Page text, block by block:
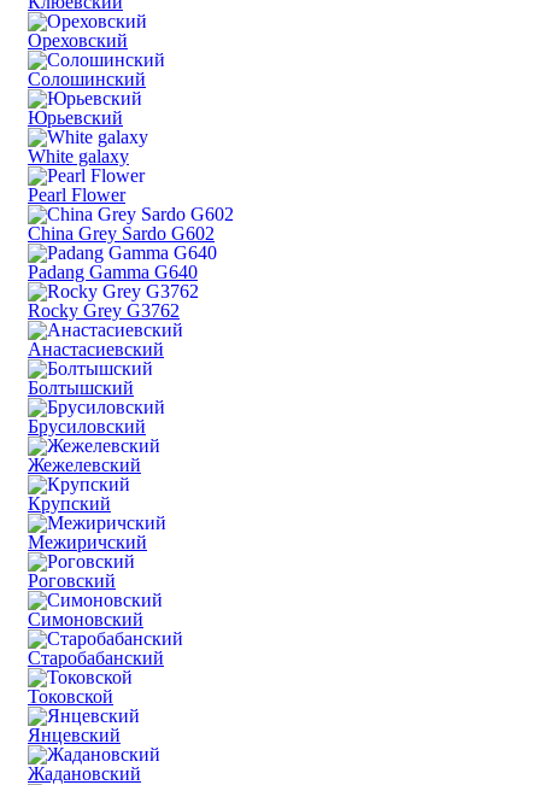
Ореховский
Солошинский
Юрьевский
White galaxy
Pearl Flower
China Grey Sardo G602
Padang Gamma G640
Rocky Grey G3762
Анастасиевский
Болтышский
Брусиловский
Жежелевский
Крупский
Межиричский
Роговский
Симоновский
Старобабанский
Токовской
Янцевский
Жадановский